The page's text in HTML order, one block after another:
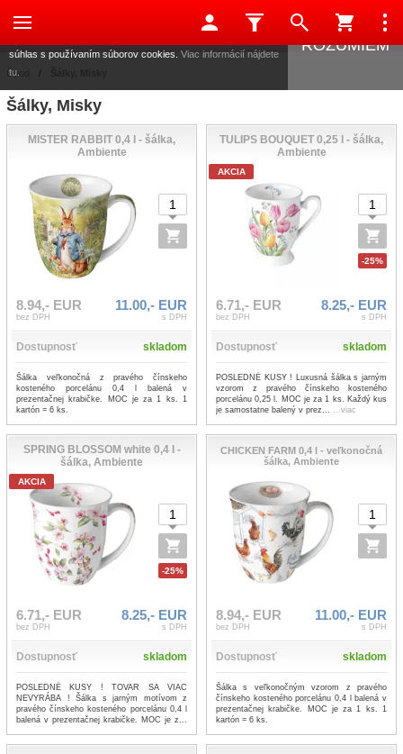
Úvod /
Šálky, Misky
MISTER RABBIT 0,4 l - šálka,
Ambiente
8.94,- EUR
bez DPH
11.00,- EUR
s DPH
Dostupnosť skladom
Šálka veľkonočná z pravého čínskeho
kosteného porcelánu 0,4 l balená v
prezentačnej krabičke. MOC je za 1 ks. 1
kartón = 6 ks.
TULIPS BOUQUET 0,25 l - šálka,
Ambiente
AKCIA
-25%
6.71,- EUR
bez DPH
8.25,- EUR
s DPH
Dostupnosť skladom
POSLEDNÉ KUSY ! Luxusná šálka s jarným
vzorom z pravého čínskeho kosteného
porcelánu 0,25 l. MOC je za 1 ks. Každý kus
je samostatne balený v prez... ...viac
SPRING BLOSSOM white 0,4 l -
šálka, Ambiente
AKCIA
-25%
6.71,- EUR
bez DPH
8.25,- EUR
s DPH
Dostupnosť skladom
POSLEDNÉ KUSY ! TOVAR SA VIAC
NEVYRÁBA ! Šálka s jarným motívom z
pravého čínskeho kosteného porcelánu 0,4 l
balená v prezentačnej krabičke. MOC je z...
CHICKEN FARM 0,4 l - veľkonočná
šálka, Ambiente
8.94,- EUR
bez DPH
11.00,- EUR
s DPH
Dostupnosť skladom
Šálka s veľkonočným vzorom z pravého
čínskeho kosteného porcelánu 0,4 l balená v
prezentačnej krabičke. MOC je za 1 ks. 1
kartón = 6 ks.
Táto stránka používa súbory cookies, ktoré nám pomáhajú
súhlas s používaním súborov cookies. Viac informácií nájdete
tu.
ROZUMIEM